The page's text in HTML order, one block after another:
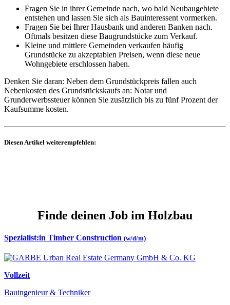
Fragen Sie in ihrer Gemeinde nach, wo bald Neubaugebiete
entstehen und lassen Sie sich als Bauinteressent vormerken.
Fragen Sie bei Ihrer Hausbank und anderen Banken nach.
Oftmals besitzen diese Baugrundstücke zum Verkauf.
Kleine und mittlere Gemeinden verkaufen häufig
Grundstücke zu akzeptablen Preisen, wenn diese neue
Wohngebiete erschlossen haben.
Denken Sie daran: Neben dem Grundstückpreis fallen auch
Nebenkosten des Grundstückskaufs an: Notar und
Grunderwerbssteuer können Sie zusätzlich bis zu fünf Prozent der
Kaufsumme kosten.
Diesen Artikel weiterempfehlen:
Finde deinen Job im Holzbau
Spezialist:in Timber Construction (w/d/m)
Vollzeit
Bauingenieur & Techniker